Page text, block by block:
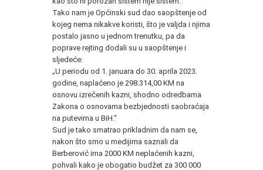
Tako nam je Općinski sud dao saopštenje od
kojeg nema nikakve koristi, što je valjda i njima
postalo jasno u jednom trenutku, pa da
poprave rejting dodali su u saopštenje i
sljedeće:
„U periodu od 1. januara do 30. aprila 2023.
godine, naplaćeno je 298.314,00 KM na
osnovu izrečenih kazni, shodno odredbama
Zakona o osnovama bezbjednosti saobraćaja
na putevima u BiH.“
Sud je tako smatrao prikladnim da nam se,
nakon što smo u medijima saznali da
Berberović ima 2000 KM neplaćenih kazni,
pohvali kako je obogatio budžet za 300 000